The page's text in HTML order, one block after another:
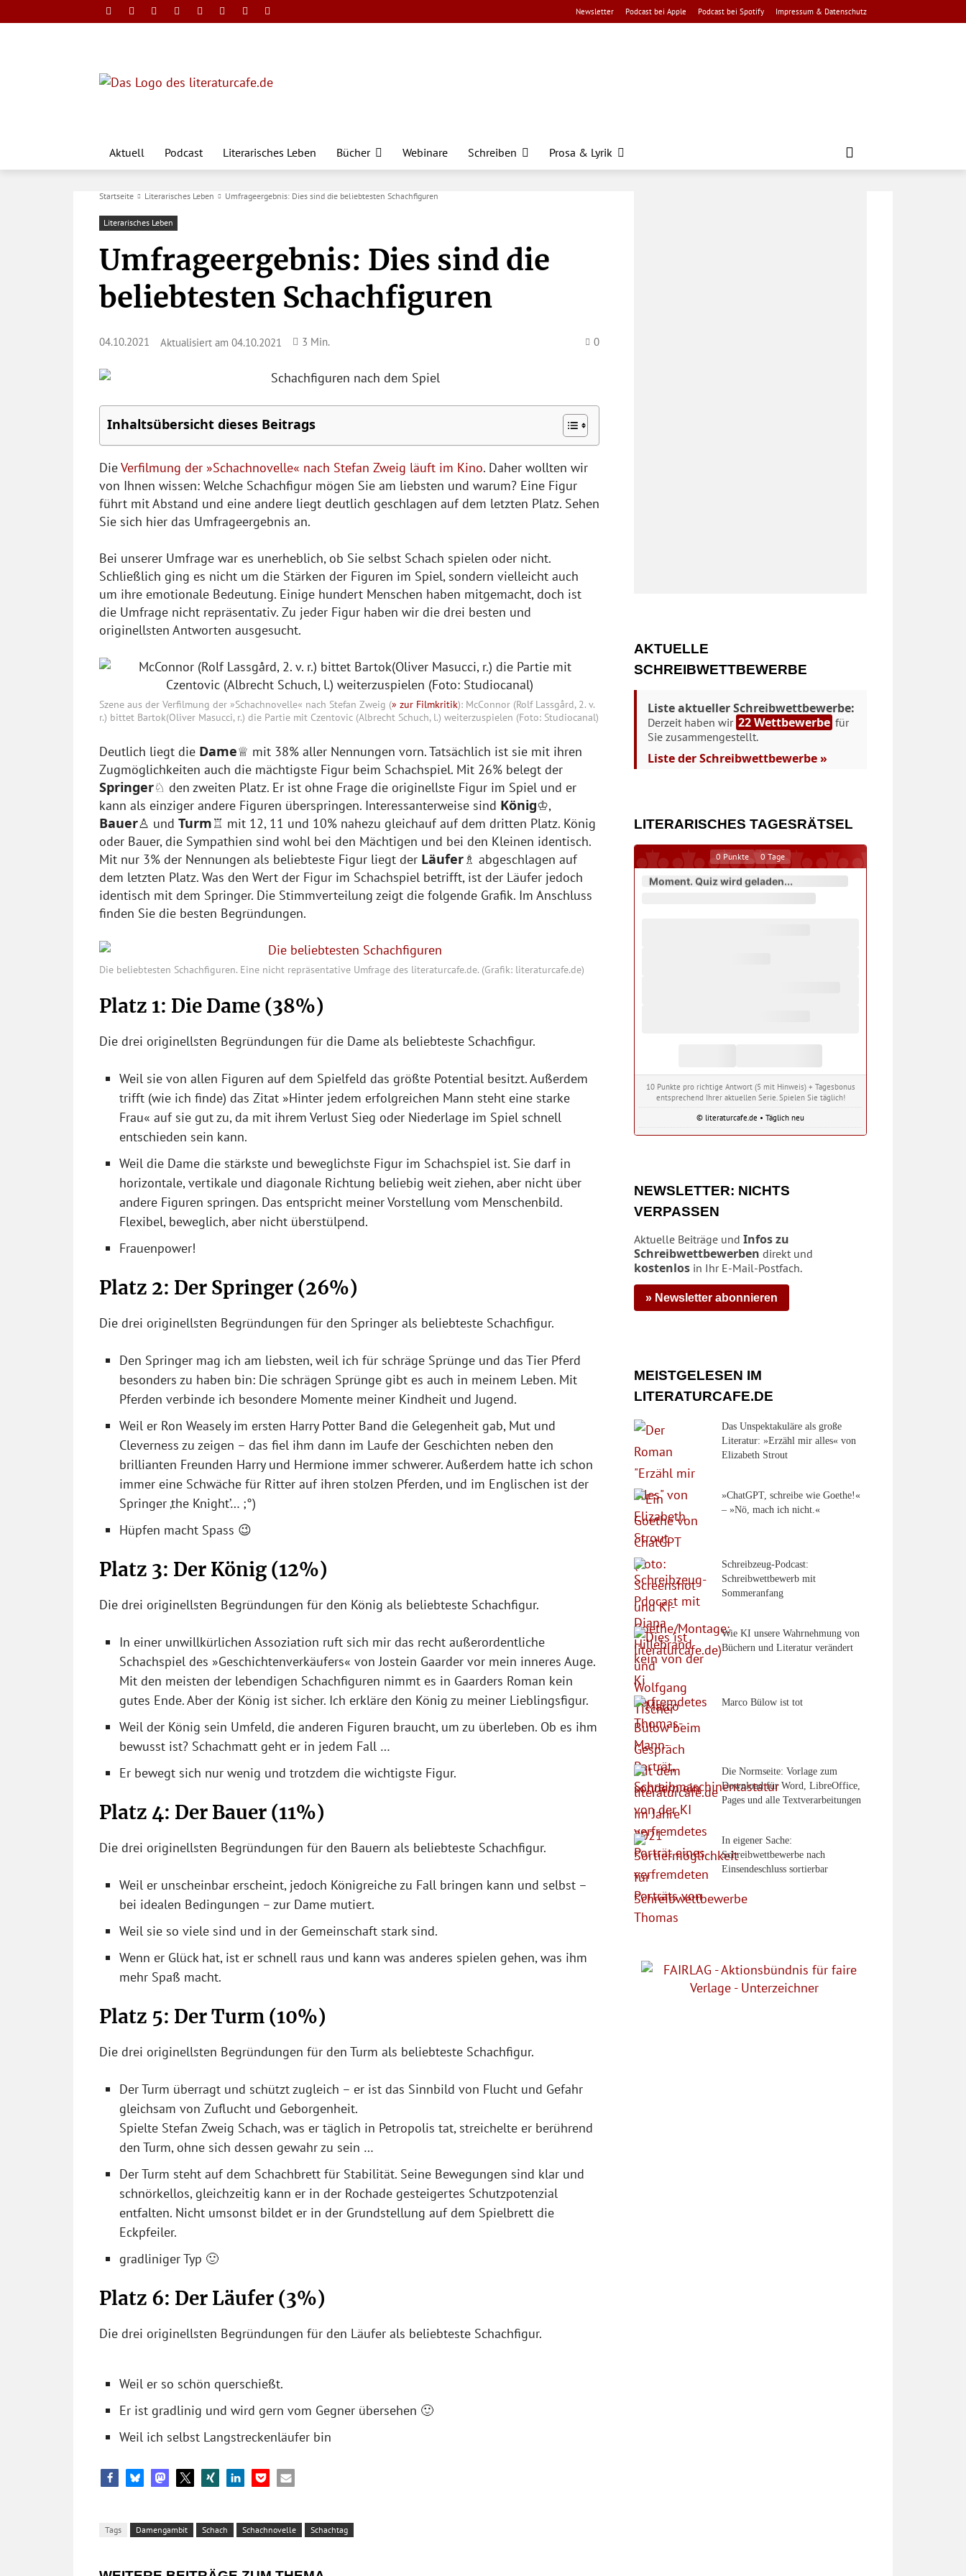
Newsletter Podcast bei Apple Podcast bei Spotify Impressum & Datenschutz
Aktuell Podcast Literarisches Leben Bücher Webinare Schreiben Prosa & Lyrik
Startseite Literarisches Leben Umfrageergebnis: Dies sind die beliebtesten Schachfiguren
Literarisches Leben
Umfrageergebnis: Dies sind die
beliebtesten Schachfiguren
04.10.2021 Aktualisiert am 04.10.2021 3 Min. 0
Inhaltsübersicht dieses Beitrags
DieVerfilmung der »Schachnovelle« nach Stefan Zweig läuft im Kino. Daher wollten wir
von Ihnen wissen: Welche Schachfigur mögen Sie am liebsten und warum? Eine Figur
führt mit Abstand und eine andere liegt deutlich geschlagen auf dem letzten Platz. Sehen
Sie sich hier das Umfrageergebnis an.
Bei unserer Umfrage war es unerheblich, ob Sie selbst Schach spielen oder nicht.
Schließlich ging es nicht um die Stärken der Figuren im Spiel, sondern vielleicht auch
um ihre emotionale Bedeutung. Einige hundert Menschen haben mitgemacht, doch ist
die Umfrage nicht repräsentativ. Zu jeder Figur haben wir die drei besten und
originellsten Antworten ausgesucht.
Szene aus der Verfilmung der »Schachnovelle« nach Stefan Zweig (» zur Filmkritik): McConnor (Rolf Lassgård, 2. v.
r.) bittet Bartok(Oliver Masucci, r.) die Partie mit Czentovic (Albrecht Schuch, l.) weiterzuspielen (Foto: Studiocanal)
Deutlich liegt die Dame♕ mit 38% aller Nennungen vorn. Tatsächlich ist sie mit ihren
Zugmöglichkeiten auch die mächtigste Figur beim Schachspiel. Mit 26% belegt der
Springer♘ den zweiten Platz. Er ist ohne Frage die originellste Figur im Spiel und er
kann als einziger andere Figuren überspringen. Interessanterweise sind König♔,
Bauer♙ und Turm♖ mit 12, 11 und 10% nahezu gleichauf auf dem dritten Platz. König
oder Bauer, die Sympathien sind wohl bei den Mächtigen und bei den Kleinen identisch.
Mit nur 3% der Nennungen als beliebteste Figur liegt der Läufer♗ abgeschlagen auf
dem letzten Platz. Was den Wert der Figur im Schachspiel betrifft, ist der Läufer jedoch
identisch mit dem Springer. Die Stimmverteilung zeigt die folgende Grafik. Im Anschluss
finden Sie die besten Begründungen.
Die beliebtesten Schachfiguren. Eine nicht repräsentative Umfrage des literaturcafe.de. (Grafik: literaturcafe.de)
Platz 1: Die Dame (38%)
Die drei originellsten Begründungen für die Dame als beliebteste Schachfigur.
Weil sie von allen Figuren auf dem Spielfeld das größte Potential besitzt. Außerdem
trifft (wie ich finde) das Zitat »Hinter jedem erfolgreichen Mann steht eine starke
Frau« auf sie gut zu, da mit ihrem Verlust Sieg oder Niederlage im Spiel schnell
entschieden sein kann.
Weil die Dame die stärkste und beweglichste Figur im Schachspiel ist. Sie darf in
horizontale, vertikale und diagonale Richtung beliebig weit ziehen, aber nicht über
andere Figuren springen. Das entspricht meiner Vorstellung vom Menschenbild.
Flexibel, beweglich, aber nicht überstülpend.
Frauenpower!
Platz 2: Der Springer (26%)
Die drei originellsten Begründungen für den Springer als beliebteste Schachfigur.
Den Springer mag ich am liebsten, weil ich für schräge Sprünge und das Tier Pferd
besonders zu haben bin: Die schrägen Sprünge gibt es auch in meinem Leben. Mit
Pferden verbinde ich besondere Momente meiner Kindheit und Jugend.
Weil er Ron Weasely im ersten Harry Potter Band die Gelegenheit gab, Mut und
Cleverness zu zeigen – das fiel ihm dann im Laufe der Geschichten neben den
brillianten Freunden Harry und Hermione immer schwerer. Außerdem hatte ich schon
immer eine Schwäche für Ritter auf ihren stolzen Pferden, und im Englischen ist der
Springer ‚the Knight’… ;°)
Hüpfen macht Spass 😉
Platz 3: Der König (12%)
Die drei originellsten Begründungen für den König als beliebteste Schachfigur.
In einer unwillkürlichen Assoziation ruft sich mir das recht außerordentliche
Schachspiel des »Geschichtenverkäufers« von Jostein Gaarder vor mein inneres Auge.
Mit den meisten der lebendigen Schachfiguren nimmt es in Gaarders Roman kein
gutes Ende. Aber der König ist sicher. Ich erkläre den König zu meiner Lieblingsfigur.
Weil der König sein Umfeld, die anderen Figuren braucht, um zu überleben. Ob es ihm
bewusst ist? Schachmatt geht er in jedem Fall …
Er bewegt sich nur wenig und trotzdem die wichtigste Figur.
Platz 4: Der Bauer (11%)
Die drei originellsten Begründungen für den Bauern als beliebteste Schachfigur.
Weil er unscheinbar erscheint, jedoch Königreiche zu Fall bringen kann und selbst –
bei idealen Bedingungen – zur Dame mutiert.
Weil sie so viele sind und in der Gemeinschaft stark sind.
Wenn er Glück hat, ist er schnell raus und kann was anderes spielen gehen, was ihm
mehr Spaß macht.
Platz 5: Der Turm (10%)
Die drei originellsten Begründungen für den Turm als beliebteste Schachfigur.
Der Turm überragt und schützt zugleich – er ist das Sinnbild von Flucht und Gefahr
gleichsam von Zuflucht und Geborgenheit.
Spielte Stefan Zweig Schach, was er täglich in Petropolis tat, streichelte er berührend
den Turm, ohne sich dessen gewahr zu sein …
Der Turm steht auf dem Schachbrett für Stabilität. Seine Bewegungen sind klar und
schnörkellos, gleichzeitig kann er in der Rochade gesteigertes Schutzpotenzial
entfalten. Nicht umsonst bildet er in der Grundstellung auf dem Spielbrett die
Eckpfeiler.
gradliniger Typ 🙂
Platz 6: Der Läufer (3%)
Die drei originellsten Begründungen für den Läufer als beliebteste Schachfigur.
Weil er so schön querschießt.
Er ist gradlinig und wird gern vom Gegner übersehen 🙂
Weil ich selbst Langstreckenläufer bin
Tags Damengambit Schach Schachnovelle Schachtag
AKTUELLE
SCHREIBWETTBEWERBE
Liste aktueller Schreibwettbewerbe:
Derzeit haben wir 22 Wettbewerbe für
Sie zusammengestellt.
Liste der Schreibwettbewerbe »
LITERARISCHES TAGESRÄTSEL
0 Punkte 0 Tage
Moment. Quiz wird geladen...
10 Punkte pro richtige Antwort (5 mit Hinweis) + Tagesbonus
entsprechend Ihrer aktuellen Serie. Spielen Sie täglich!
© literaturcafe.de • Täglich neu
NEWSLETTER: NICHTS
VERPASSEN
Aktuelle Beiträge und Infos zu
Schreibwettbewerben direkt und
kostenlos in Ihr E-Mail-Postfach.
» Newsletter abonnieren
MEISTGELESEN IM
LITERATURCAFE.DE
Das Unspektakuläre als große
Literatur: »Erzähl mir alles« von
Elizabeth Strout
»ChatGPT, schreibe wie Goethe!«
– »Nö, mach ich nicht.«
Schreibzeug-Podcast:
Schreibwettbewerb mit
Sommeranfang
Wie KI unsere Wahrnehmung von
Büchern und Literatur verändert
Marco Bülow ist tot
Die Normseite: Vorlage zum
Download für Word, LibreOffice,
Pages und alle Textverarbeitungen
In eigener Sache:
Schreibwettbewerbe nach
Einsendeschluss sortierbar